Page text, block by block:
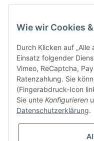
Bitte senden Sie mir
jederzeit widerruflich
Wie wir Cookies
Durch Klicken auf
Einsatz folgender
Vimeo, ReCaptcha,
Ratenzahlung. Sie
(Fingerabdruck-Icon
Sie unte Konfigurieren
Datenschutzerklärung.